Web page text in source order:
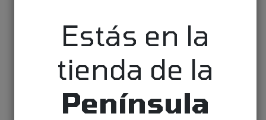
Estás en la
tienda de la
Península